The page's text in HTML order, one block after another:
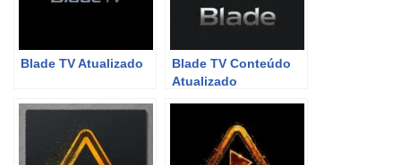
Blade TV Atualizado
Blade TV Conteúdo
Atualizado